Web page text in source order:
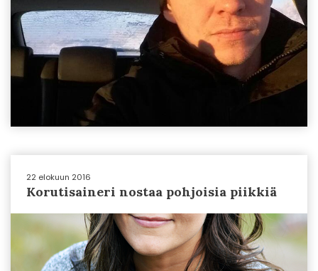
22 elokuun 2016
Korutisaineri nostaa pohjoisia piikkiä